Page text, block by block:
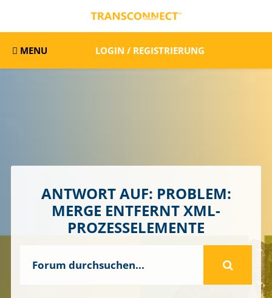
MENU LOGIN / REGISTRIERUNG
ANTWORT AUF: PROBLEM:
MERGE ENTFERNT XML-
PROZESSELEMENTE